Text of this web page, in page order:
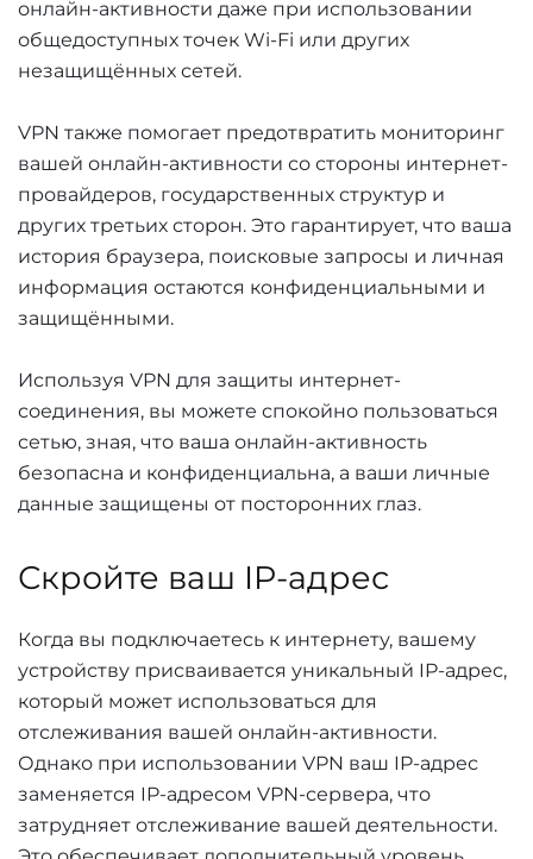
онлайн-активности даже при использовании
общедоступных точек Wi-Fi или других
незащищённых сетей.
VPN также помогает предотвратить мониторинг
вашей онлайн-активности со стороны интернет-
провайдеров, государственных структур и
других третьих сторон. Это гарантирует, что ваша
история браузера, поисковые запросы и личная
информация остаются конфиденциальными и
защищёнными.
Используя VPN для защиты интернет-
соединения, вы можете спокойно пользоваться
сетью, зная, что ваша онлайн-активность
безопасна и конфиденциальна, а ваши личные
данные защищены от посторонних глаз.
Скройте ваш IP-адрес
Когда вы подключаетесь к интернету, вашему
устройству присваивается уникальный IP-адрес,
который может использоваться для
отслеживания вашей онлайн-активности.
Однако при использовании VPN ваш IP-адрес
заменяется IP-адресом VPN-сервера, что
затрудняет отслеживание вашей деятельности.